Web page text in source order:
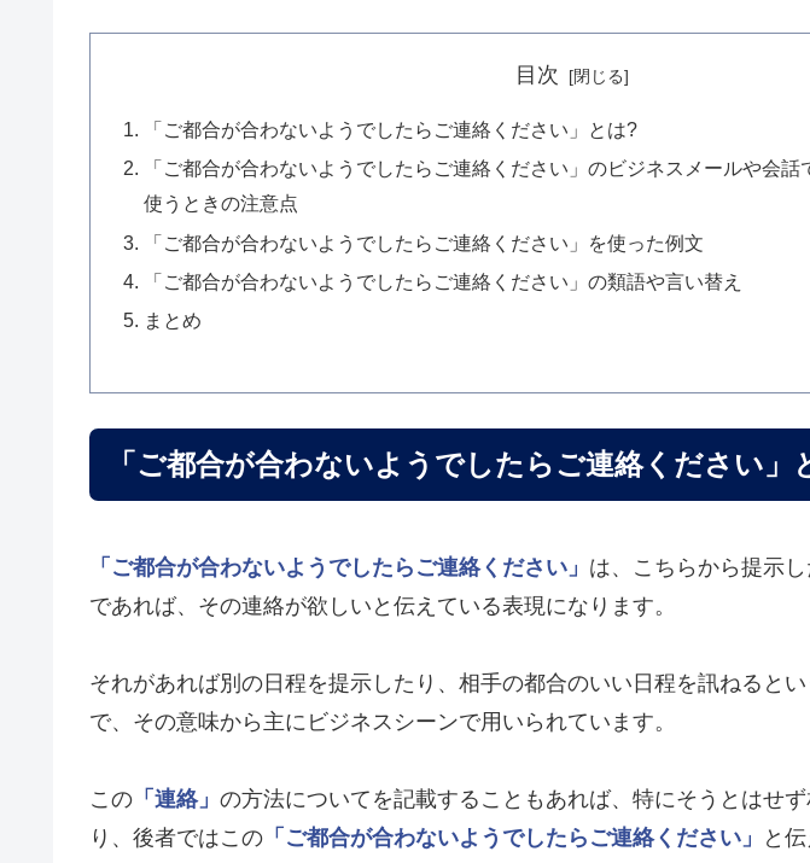
目次
「ご都合が合わないようでしたらご連絡ください」とは?
「ご都合が合わないようでしたらご連絡ください」のビジネスメールや会話
使うときの注意点
「ご都合が合わないようでしたらご連絡ください」を使った例文
「ご都合が合わないようでしたらご連絡ください」の類語や言い替え
まとめ
「ご都合が合わないようでしたらご連絡ください」
「ご都合が合わないようでしたらご連絡ください」 は、こちらから提示
であれば、その連絡が欲しいと伝えている表現になります。
それがあれば別の日程を提示したり、相手の都合のいい日程を訊ねると
で、その意味から主にビジネスシーンで用いられています。
この 「連絡」 の方法についてを記載することもあれば、特にそうとはせ
り、後者ではこの 「ご都合が合わないようでしたらご連絡ください」
と